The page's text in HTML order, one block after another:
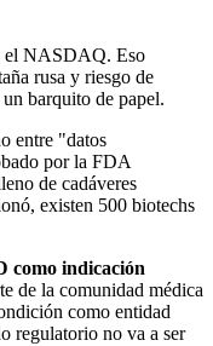
el NASDAQ. Eso
rusa y riesgo de
barquito de papel.
entre "datos
por la FDA
de cadáveres
existen 500 biotechs
como indicación
de la comunidad médica
como entidad
regulatorio no va a ser